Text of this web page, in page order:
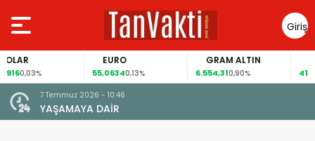
Giriş
Yap
0,03%
EURO
55,06340,13%
GRAM ALTIN
6.554,310,90% 41,54
7 Temmuz 2026 - 10:46
YAŞAMAYA DAİR